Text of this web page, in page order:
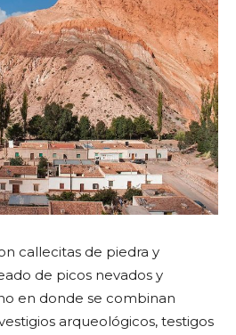
callecitas de piedra y
de picos nevados y
en donde se combinan
arqueológicos, testigos